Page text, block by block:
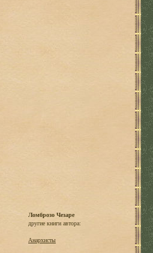
Ломброзо Чезаре
другие книги автора:
Анархисты